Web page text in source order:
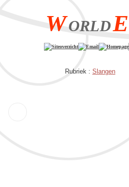
WORLDE
Siteoverzicht Email Homepage
Rubriek : Slangen